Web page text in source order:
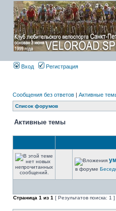
Вход Регистрация
Сообщения без ответов | Активные
Список форумов
Активные темы
в форуме
Страница 1 из 1 [ Результатов поиска: 1 ]